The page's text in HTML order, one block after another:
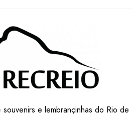
souvenirs e lembrançinhas do Rio de